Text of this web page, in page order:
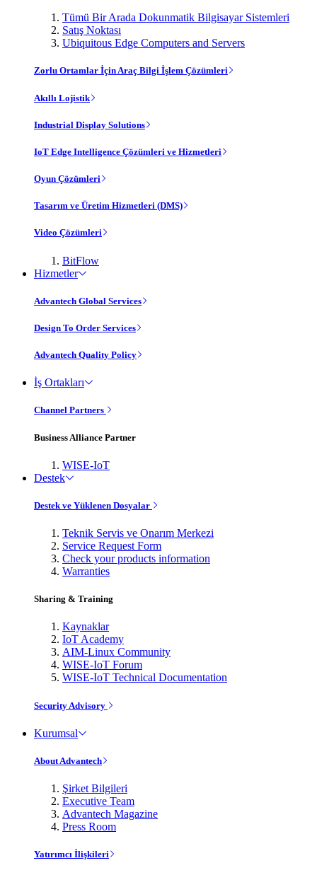
Tümü Bir Arada Dokunmatik Bilgisayar Sistemleri
Satış Noktası
Ubiquitous Edge Computers and Servers
Zorlu Ortamlar İçin Araç Bilgi İşlem Çözümleri
Akıllı Lojistik
Industrial Display Solutions
IoT Edge Intelligence Çözümleri ve Hizmetleri
Oyun Çözümleri
Tasarım ve Üretim Hizmetleri (DMS)
Video Çözümleri
BitFlow
Hizmetler
Advantech Global Services
Design To Order Services
Advantech Quality Policy
İş Ortakları
Channel Partners
Business Alliance Partner
WISE-IoT
Destek
Destek ve Yüklenen Dosyalar
Teknik Servis ve Onarım Merkezi
Service Request Form
Check your products information
Warranties
Sharing & Training
Kaynaklar
IoT Academy
AIM-Linux Community
WISE-IoT Forum
WISE-IoT Technical Documentation
Security Advisory
Kurumsal
About Advantech
Şirket Bilgileri
Executive Team
Advantech Magazine
Press Room
Yatırımcı İlişkileri